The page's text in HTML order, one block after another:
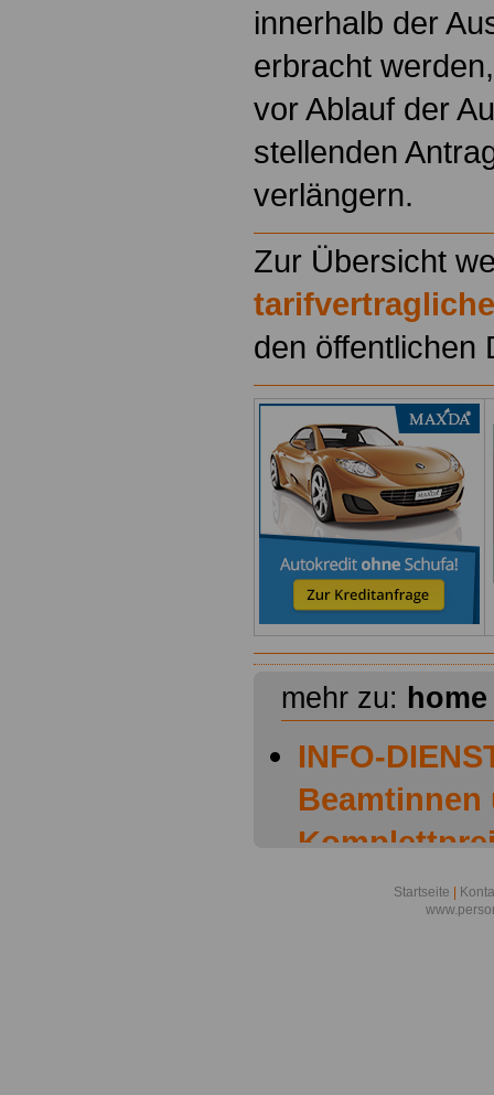
innerhalb der
erbracht
vor Ablauf der
stellenden
verlängern.
Zur Übersicht
den öffentlichen
mehr zu: home
INFO-
Beamtinnen
Euro ein
Startseite